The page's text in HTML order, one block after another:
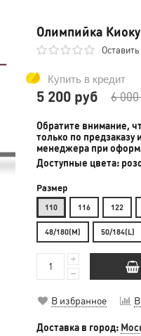
Олимпийка
Купить в кредит
5 200 руб 6 000
Обратите внимание,
только по
менеджера при
Доступные цвета:
Размер
110 116 122
48/180(M) 50/184(L)
В избранное
Доставка в город: